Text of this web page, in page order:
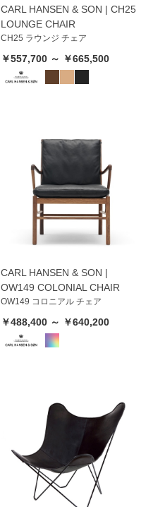
CARL HANSEN & SON | CH25
LOUNGE CHAIR
CH25 ラウンジ チェア
￥557,700 ～ ￥665,500
CARL HANSEN & SON |
OW149 COLONIAL CHAIR
OW149 コロニアル チェア
￥488,400 ～ ￥640,200